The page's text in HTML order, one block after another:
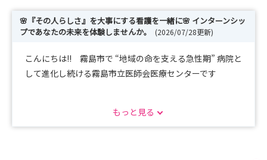
🌸『その人らしさ』を大事にする看護を一緒に🌸 インターンシッ
プであなたの未来を体験しませんか。
(2026/07/28更新)
こんにちは!! 霧島市で “地域の命を支える急性期” 病院と
して進化し続ける霧島市立医師会医療センターです
の第一歩を踏み出しませんか？
もっと見る